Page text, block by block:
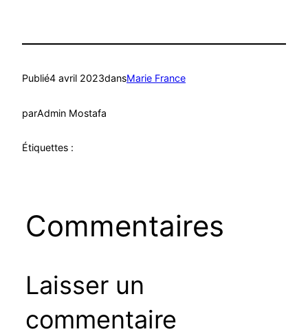
Publié4 avril 2023dansMarie France
parAdmin Mostafa
Étiquettes :
Commentaires
Laisser un
commentaire